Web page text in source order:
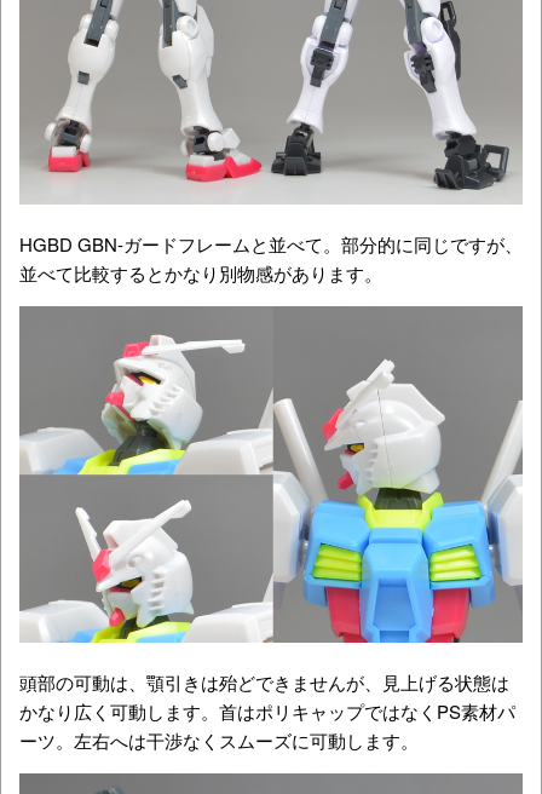
HGBD GBN-ガードフレームと並べて。部分的に同じですが、
並べて比較するとかなり別物感があります。
頭部の可動は、顎引きは殆どできませんが、見上げる状態は
かなり広く可動します。首はポリキャップではなくPS素材パ
ーツ。左右へは干渉なくスムーズに可動します。